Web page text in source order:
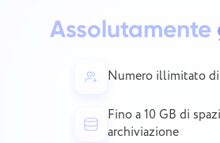
Assolutamente
Numero illimitato
Fino a 10 GB di
archiviazione